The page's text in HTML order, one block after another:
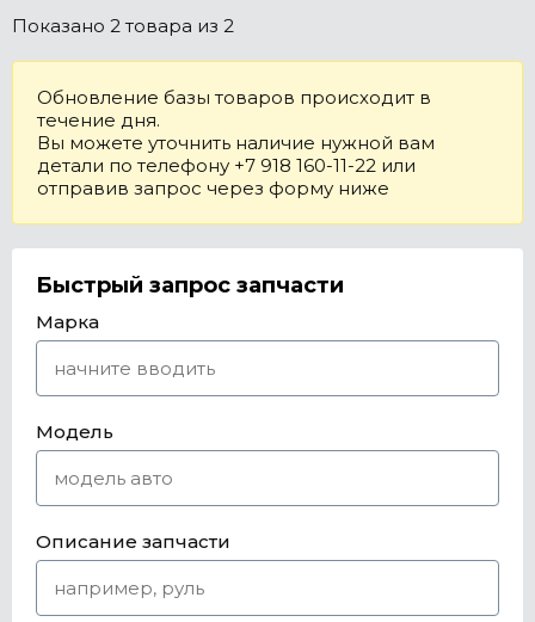
Показано 2 товара из 2
Обновление базы товаров происходит в
течение дня.
Вы можете уточнить наличие нужной вам
детали по телефону +7 918 160-11-22 или
отправив запрос через форму ниже
Быстрый запрос запчасти
Марка
Модель
Описание запчасти